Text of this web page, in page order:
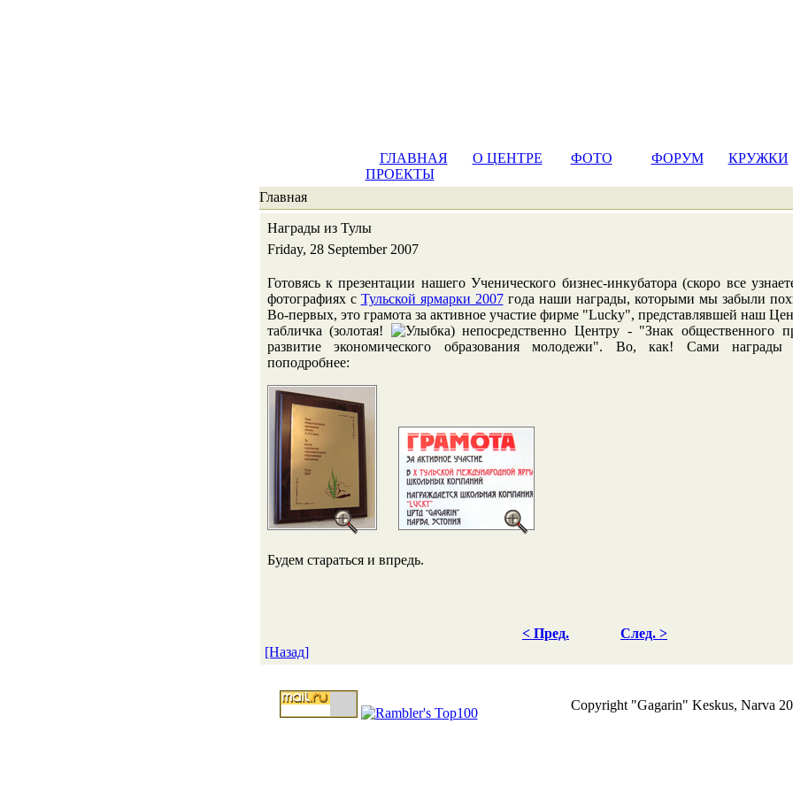
ГЛАВНАЯ О ЦЕНТРЕ ФОТО ФОРУМ
КРУЖКИ
ПРОЕКТЫ
Главная
Награды из Тулы
Friday, 28 September 2007
Готовясь к презентации нашего Ученического бизнес-инкубатора (скоро все
фотографиях с Тульской ярмарки 2007года наши награды, которыми мы забыли
Во-первых, это грамота за активное участие фирме "Lucky", представлявшей наш
табличка (золотая!
) непосредственно Центру - "Знак общественного
развитие экономического образования молодежи". Во, как! Сами награды
поподробнее:
Будем стараться и впредь.
< Пред.
След. >
[Назад]
Copyright "Gagarin" Keskus, Narva